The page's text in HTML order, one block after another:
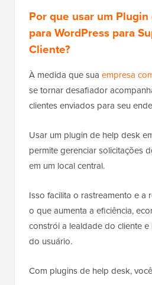
Por que usar um
para WordPress para
Cliente?
À medida que sua empresa
se tornar desafiador
clientes enviados para seu
Usar um plugin de help desk
permite gerenciar solicitações
em um local central.
Isso facilita o rastreamento e a
o que aumenta a eficiência,
constrói a lealdade do cliente
do usuário.
Com plugins de help desk,